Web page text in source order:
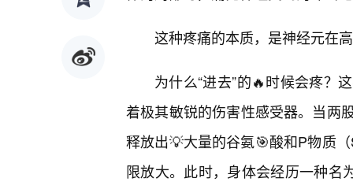
这种疼痛的本质，是神经元在
为什么“进去”的🔥时候会疼？
着极其敏锐的伤害性感受器。当两
释放出💡大量的谷氨🎯酸和P物质
限放大。此时，身体会经历一种名